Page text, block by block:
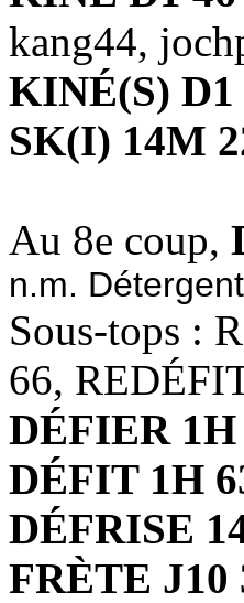
kang44,
KINÉ(S) D1
SK(I) 14M
Au 8e coup,
n.m.
Sous-tops :
66,
DÉFIER 1H
DÉFIT 1H
DÉFRISE
FRÈTE J10